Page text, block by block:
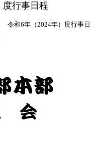
行事日程
令和6年（2024年）度行事日